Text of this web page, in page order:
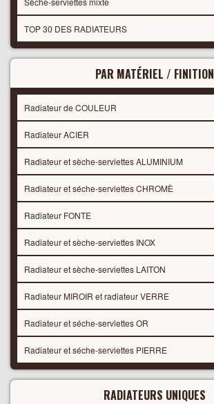
TOP 30 DES RADIATEURS
PAR MATÉRIEL / FINITION
Radiateur de COULEUR
Radiateur ACIER
Radiateur et sèche-serviettes ALUMINIUM
Radiateur et séche-serviettes CHROMÈ
Radiateur FONTE
Radiateur et sèche-serviettes INOX
Radiateur et sèche-serviettes LAITON
Radiateur MIROIR et radiateur VERRE
Radiateur et séche-serviettes OR
Radiateur et séche-serviettes PIERRE
RADIATEURS UNIQUES